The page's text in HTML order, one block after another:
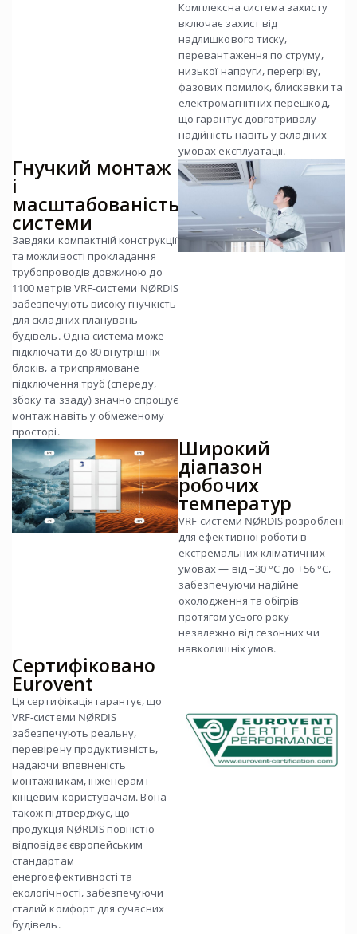
Комплексна система захисту
включає захист від
надлишкового тиску,
перевантаження по струму,
низької напруги, перегріву,
фазових помилок, блискавки та
електромагнітних перешкод,
що гарантує довготривалу
надійність навіть у складних
умовах експлуатації.
Гнучкий монтаж
і
масштабованість
системи
Завдяки компактній конструкції
та можливості прокладання
трубопроводів довжиною до
1100 метрів VRF-системи NØRDIS
забезпечують високу гнучкість
для складних планувань
будівель. Одна система може
підключати до 80 внутрішніх
блоків, а триспрямоване
підключення труб (спереду,
збоку та ззаду) значно спрощує
монтаж навіть у обмеженому
просторі.
Широкий
діапазон
робочих
температур
VRF-системи NØRDIS розроблені
для ефективної роботи в
екстремальних кліматичних
умовах — від –30 °C до +56 °C,
забезпечуючи надійне
охолодження та обігрів
протягом усього року
незалежно від сезонних чи
навколишніх умов.
Сертифіковано
Eurovent
Ця сертифікація гарантує, що
VRF-системи NØRDIS
забезпечують реальну,
перевірену продуктивність,
надаючи впевненість
монтажникам, інженерам і
кінцевим користувачам. Вона
також підтверджує, що
продукція NØRDIS повністю
відповідає європейським
стандартам
енергоефективності та
екологічності, забезпечуючи
сталий комфорт для сучасних
будівель.